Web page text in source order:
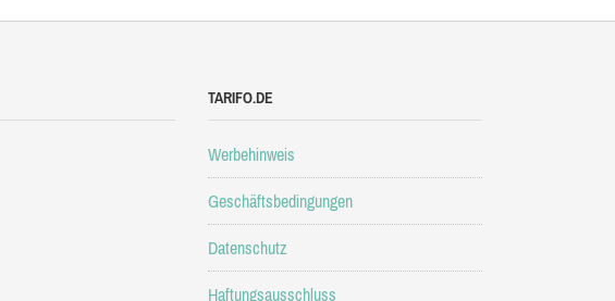
TARIFO.DE
Werbehinweis
Geschäftsbedingungen
Datenschutz
Haftungsausschluss